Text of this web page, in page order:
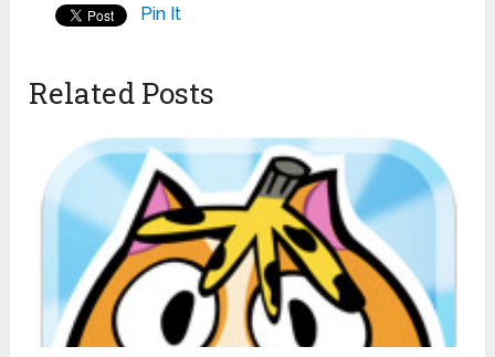
Pin It
Related Posts